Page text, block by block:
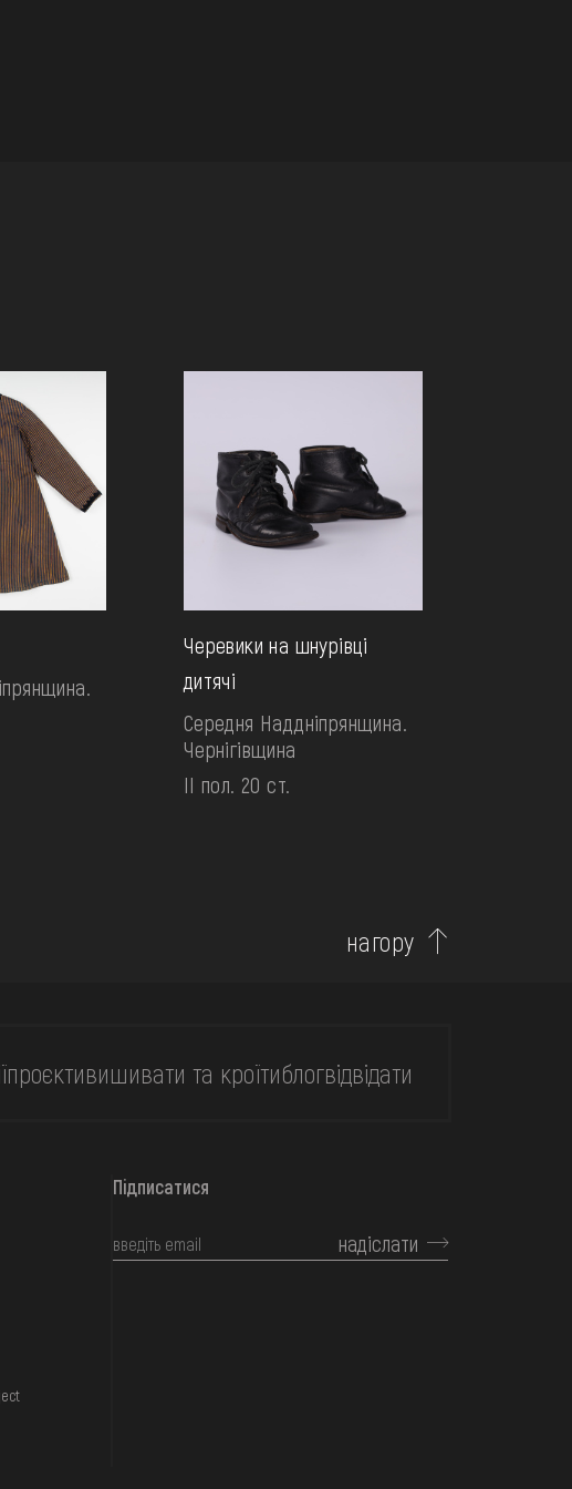
Черевики на шнурівці
дитячі
Середня Наддніпрянщина.
Чернігівщина
II пол. 20 ст.
нагору
проєктивишивати та кроїтиблогвідвідати
Підписатися
надіслати